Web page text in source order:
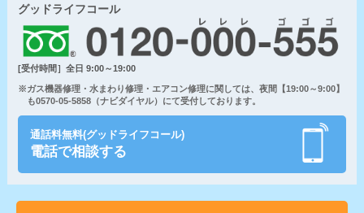
グッドライフコール
[受付時間］全日 9:00～19:00
※ガス機器修理・水まわり修理・エアコン修理に関しては、夜間【19:00～9:00】
も0570-05-5858（ナビダイヤル）にて受付しております。
通話料無料(グッドライフコール)
電話で相談する